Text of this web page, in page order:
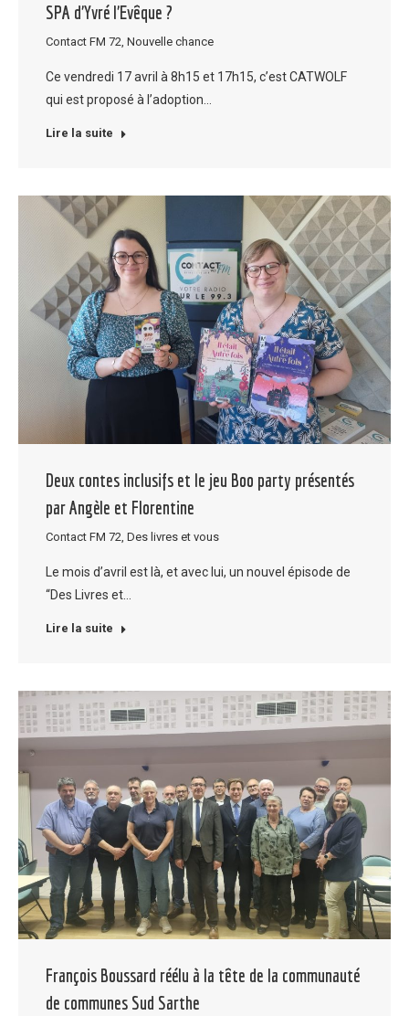
SPA d’Yvré l’Evêque ?
Contact FM 72 Nouvelle chance
Ce vendredi 17 avril à 8h15 et 17h15, c’est CATWOLF
qui est proposé à l’adoption…
Lire la suite
Deux contes inclusifs et le jeu Boo party présentés
par Angèle et Florentine
Contact FM 72 Des livres et vous
Le mois d’avril est là, et avec lui, un nouvel épisode de
“Des Livres et…
Lire la suite
François Boussard réélu à la tête de la communauté
de communes Sud Sarthe